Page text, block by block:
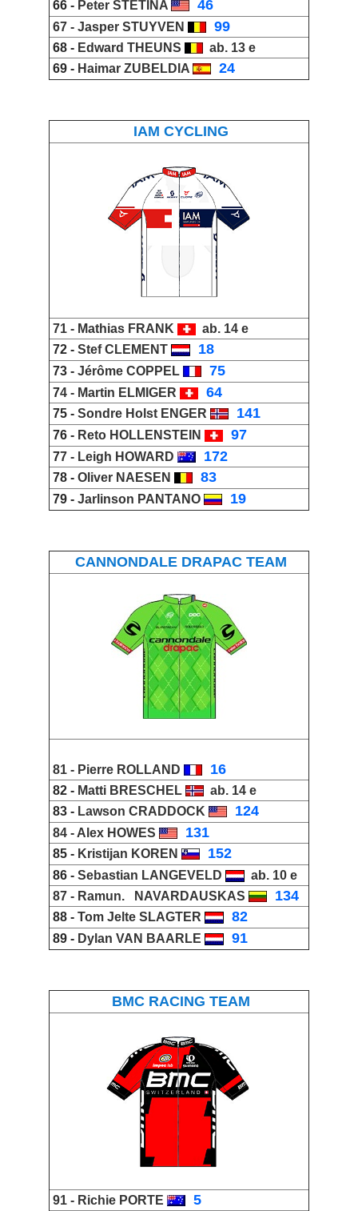
66 - Peter STETINA 46
67 - Jasper STUYVEN 99
68 - Edward THEUNS
ab. 13 e
69 - Haimar ZUBELDIA 24
IAM CYCLING
71 - Mathias FRANK
ab. 14 e
72 - Stef CLEMENT 18
73 - Jérôme COPPEL 75
74 - Martin ELMIGER 64
75 - Sondre Holst ENGER 141
76 - Reto HOLLENSTEIN 97
77 - Leigh HOWARD 172
78 - Oliver NAESEN 83
79 - Jarlinson PANTANO 19
CANNONDALE DRAPAC TEAM
81 - Pierre ROLLAND 16
82 - Matti BRESCHEL
ab. 14 e
83 - Lawson CRADDOCK 124
84 - Alex HOWES 131
85 - Kristijan KOREN 152
86 - Sebastian LANGEVELD
ab. 10 e
87 - Ramun. NAVARDAUSKAS 134
88 - Tom Jelte SLAGTER 82
89 - Dylan VAN BAARLE 91
BMC RACING TEAM
91 - Richie PORTE 5